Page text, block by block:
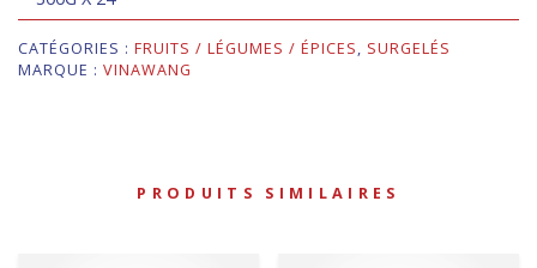
CATÉGORIES : FRUITS / LÉGUMES / ÉPICES, SURGELÉS
MARQUE : VINAWANG
PRODUITS SIMILAIRES